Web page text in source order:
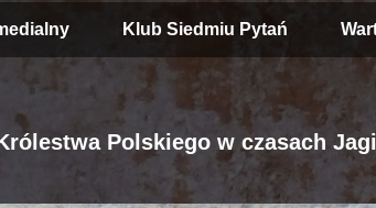
Klub Siedmiu Pytań
Polskiego w czasach